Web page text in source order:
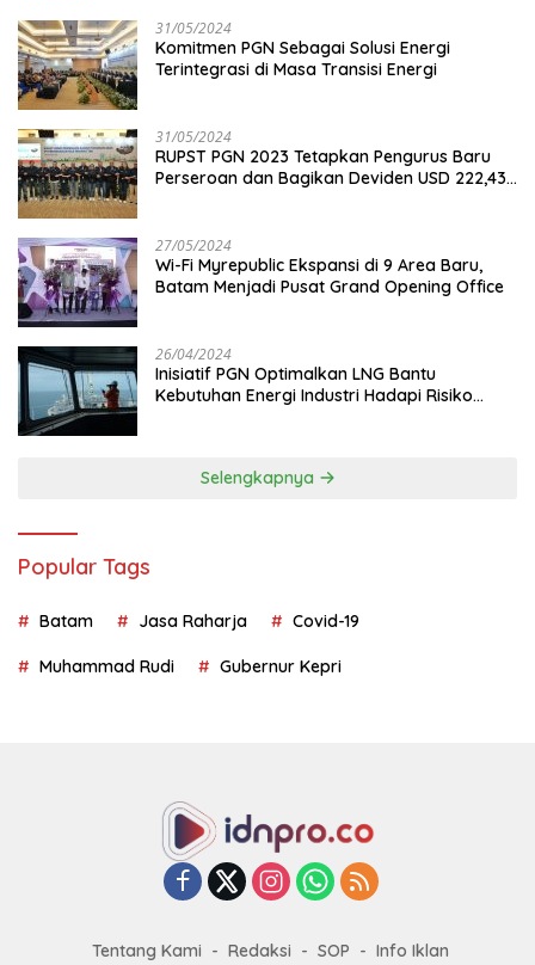
31/05/2024
Komitmen PGN Sebagai Solusi Energi
Terintegrasi di Masa Transisi Energi
31/05/2024
RUPST PGN 2023 Tetapkan Pengurus Baru
Perseroan dan Bagikan Deviden USD 222,43
27/05/2024
Wi-Fi Myrepublic Ekspansi di 9 Area Baru,
Batam Menjadi Pusat Grand Opening Office
26/04/2024
Inisiatif PGN Optimalkan LNG Bantu
Kebutuhan Energi Industri Hadapi Risiko
Selengkapnya
Popular Tags
Batam Jasa Raharja Covid-19
Muhammad Rudi Gubernur Kepri
Tentang Kami Redaksi SOP Info Iklan